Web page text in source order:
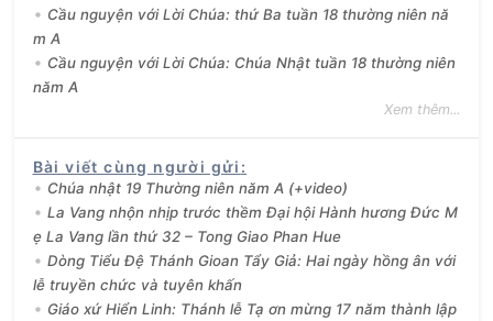
Cầu nguyện với Lời Chúa: thứ Ba tuần 18 thường niên nă
m A
Cầu nguyện với Lời Chúa: Chúa Nhật tuần 18 thường niên
năm A
Xem thêm...
Bài viết cùng người gửi :
Chúa nhật 19 Thường niên năm A (+video)
La Vang nhộn nhịp trước thềm Đại hội Hành hương Đức M
ẹ La Vang lần thứ 32 – Tong Giao Phan Hue
Dòng Tiểu Đệ Thánh Gioan Tẩy Giả: Hai ngày hồng ân với
lễ truyền chức và tuyên khấn
Giáo xứ Hiển Linh: Thánh lễ Tạ ơn mừng 17 năm thành lập